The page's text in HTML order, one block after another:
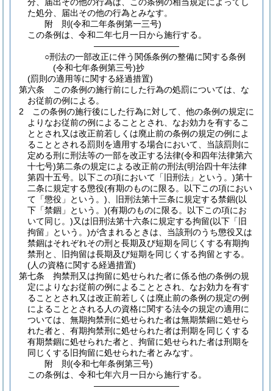
た処分、届出その他の行為とみなす。
附 則(令和二年条例第一三号)
この条例は、令和二年七月一日から施行する。
――――――――――
○刑法の一部改正に伴う関係条例の整備に関する条例
(令和七年条例第三号)抄
(罰則の適用等に関する経過措置)
第六条
この条例の施行前にした行為の処罰については、な
お従前の例による。
2
この条例の施行後にした行為に対して、他の条例の規定に
よりなお従前の例によることとされ、なお効力を有するこ
ととされ又は改正前若しくは廃止前の条例の規定の例によ
ることとされる罰則を適用する場合において、当該罰則に
定める刑に刑法等の一部を改正する法律(令和四年法律第六
十七号)第二条の規定による改正前の刑法(明治四十年法律
第四十五号。以下この項において「旧刑法」という。)第十
二条に規定する懲役(有期のものに限る。以下この項におい
て「懲役」という。) 、旧刑法第十三条に規定する禁錮(以
下「禁錮」という。)(有期のものに限る。以下この項にお
いて同じ。)又は旧刑法第十六条に規定する拘留(以下「旧
拘留」という。)が含まれるときは、当該刑のうち懲役又は
禁錮はそれぞれその刑と長期及び短期を同じくする有期拘
禁刑と、旧拘留は長期及び短期を同じくする拘留とする。
(人の資格に関する経過措置)
第七条
拘禁刑又は拘留に処せられた者に係る他の条例の規
定によりなお従前の例によることとされ、なお効力を有す
ることとされ又は改正前若しくは廃止前の条例の規定の例
によることとされる人の資格に関する法令の規定の適用に
ついては、無期拘禁刑に処せられた者は無期禁錮に処せら
れた者と、有期拘禁刑に処せられた者は刑期を同じくする
有期禁錮に処せられた者と、拘留に処せられた者は刑期を
同じくする旧拘留に処せられた者とみなす。
附 則(令和七年条例第三号)
この条例は、令和七年六月一日から施行する。
――――――――――